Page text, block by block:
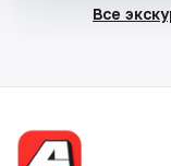
Все